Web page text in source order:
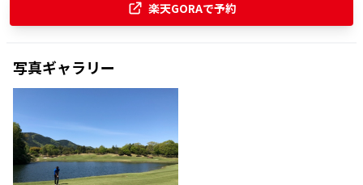
楽天GORAで予約
写真ギャラリー